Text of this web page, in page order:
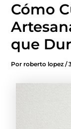
Cómo
que
Por roberto lopez/